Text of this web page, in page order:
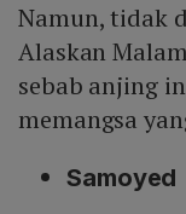
Namun, tidak
Alaskan
sebab anjing
memangsa
Samoyed